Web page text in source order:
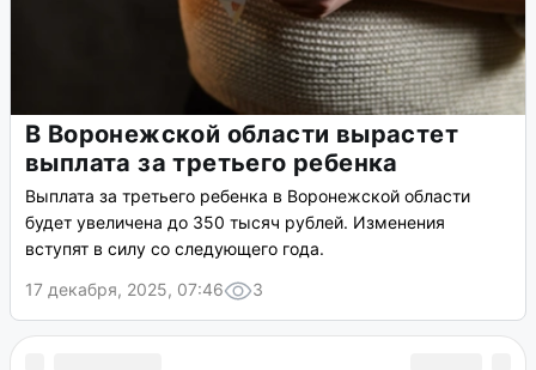
В Воронежской области вырастет
выплата за третьего ребенка
Выплата за третьего ребенка в Воронежской области
будет увеличена до 350 тысяч рублей. Изменения
вступят в силу со следующего года.
17 декабря, 2025, 07:46
3